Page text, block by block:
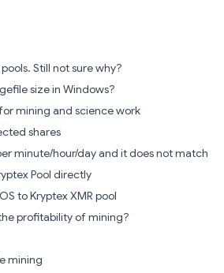
Still not sure why?
size in Windows?
mining and science work
shares
minute/hour/day and it does not match
Pool directly
to Kryptex XMR pool
profitability of mining?
mining